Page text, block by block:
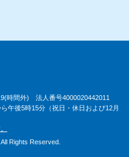
時間外) 法人番号4000020442011
午後5時15分（祝日・休日および12月
Rights Reserved.